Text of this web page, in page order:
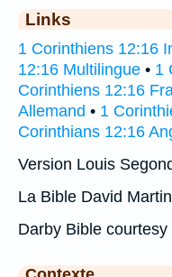
Links
1 Corinthiens 12:16
12:16 Multilingue • 1
Corinthiens 12:16
Allemand • 1
Corinthians 12:16
Version Louis
La Bible David
Darby Bible courtesy